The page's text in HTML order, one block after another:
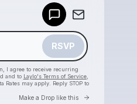
RSVP
I agree to receive recurring
and to Laylo's Terms of Service,
Rates may apply. Reply STOP to
Make a Drop like this Go to